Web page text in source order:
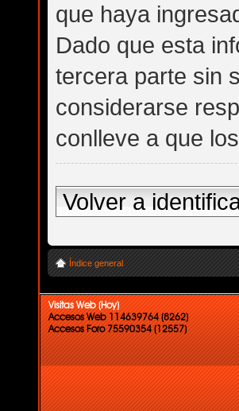
que haya
Dado que esta
tercera parte sin
considerarse
conlleve a que
Volver a
Índice general
Visitas Web (Hoy)
Accesos Web 114639764 (8262)
Accesos Foro 75590354 (12557)